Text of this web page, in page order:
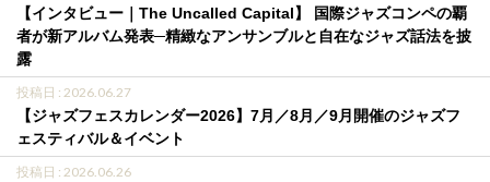
【インタビュー｜The Uncalled Capital】 国際ジャズコンペの覇
者が新アルバム発表─精緻なアンサンブルと自在なジャズ話法を披
露
投稿日 : 2026.06.27
【ジャズフェスカレンダー2026】7月／8月／9月開催のジャズフ
ェスティバル＆イベント
投稿日 : 2026.06.26